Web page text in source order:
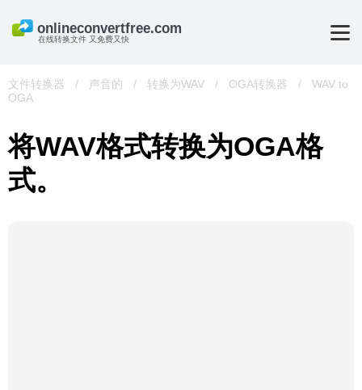
在线转换文件 又免费又快
文件转换器 / 声音的 / 转换为WAV / OGA转换器 /
WAV to
OGA
将WAV格式转换为OGA格
式。